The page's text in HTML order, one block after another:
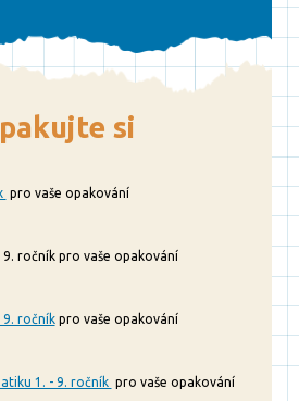
si
pro vaše opakování
9. ročník pro vaše opakování
9. ročníkpro vaše opakování
1. - 9. ročník pro vaše opakování